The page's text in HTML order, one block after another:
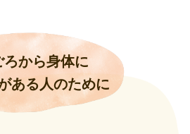
で整える
こと
ろから身体に
ある人のために